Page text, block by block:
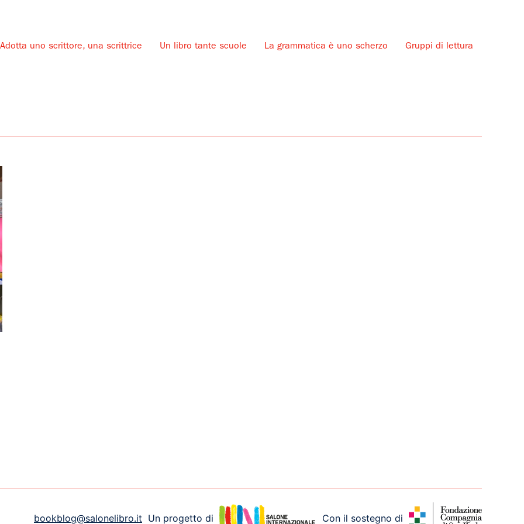
Adotta uno scrittore, una scrittrice Un libro tante scuole La grammatica è uno scherzo Gruppi di lettura
bookblog@salonelibro.it Un progetto di Con il sostegno di